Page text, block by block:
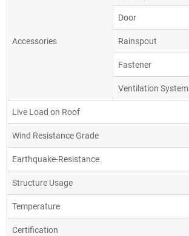
Accessories
Door
Rainspout
Fastener
Ventilation System
Live Load on Roof
Wind Resistance Grade
Earthquake-Resistance
Structure Usage
Temperature
Certification